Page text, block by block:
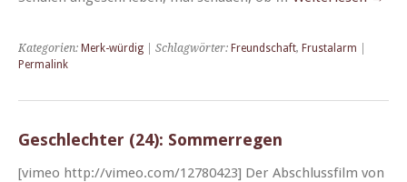
Kategorien: Merk-würdig | Schlagwörter: Freundschaft, Frustalarm
Permalink
Geschlechter (24): Sommerregen
[vimeo http://vimeo.com/12780423] Der Abschlussfilm von